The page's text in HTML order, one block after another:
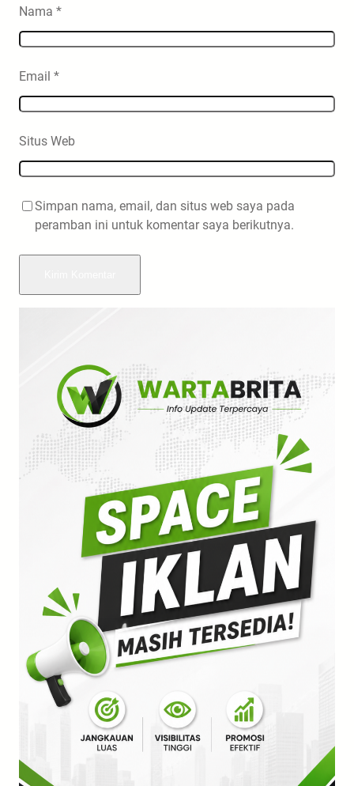
Nama *
Email *
Situs Web
Simpan nama, email, dan situs web saya pada
peramban ini untuk komentar saya berikutnya.